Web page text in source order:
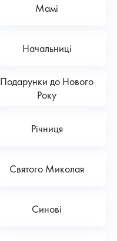
Мамі
Начальниці
Подарунки до Нового
Року
Річниця
Святого Миколая
Синові